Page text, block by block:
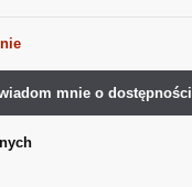
mnie o dostępności